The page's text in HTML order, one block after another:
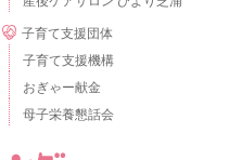
子育て支援団体
子育て支援機構
おぎゃー献金
母子栄養懇話会